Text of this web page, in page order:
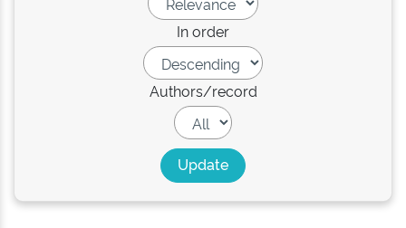
In order
Authors/record